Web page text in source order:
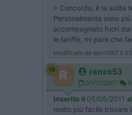
> Concordo, è la solita
Personalmente sono
accompagnato fuori
le tariffe, mi pare che
Modificato da dani1967 il
18 renzo53
01/12/2007
Inserito il 05/05/2011
molto più facile trovare